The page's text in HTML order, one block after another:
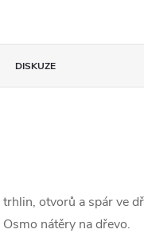
DISKUZE
otvorů a spár ve
nátěry na dřevo.